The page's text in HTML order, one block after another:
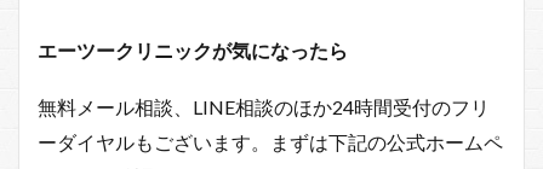
エーツークリニックが気になったら
無料メール相談、LINE相談のほか24時間受付のフリ
ーダイヤルもございます。まずは下記の公式ホームペ